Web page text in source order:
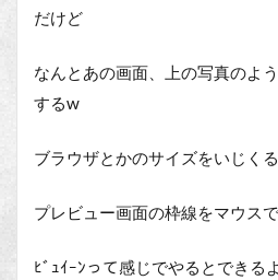
だけど
なんとあの画面、上の写真のよ
するw
ブラウザとかのサイズをいじく
プレビュー画面の枠線をマウス
ﾋﾞｭｲｰﾝって感じでやるとできる